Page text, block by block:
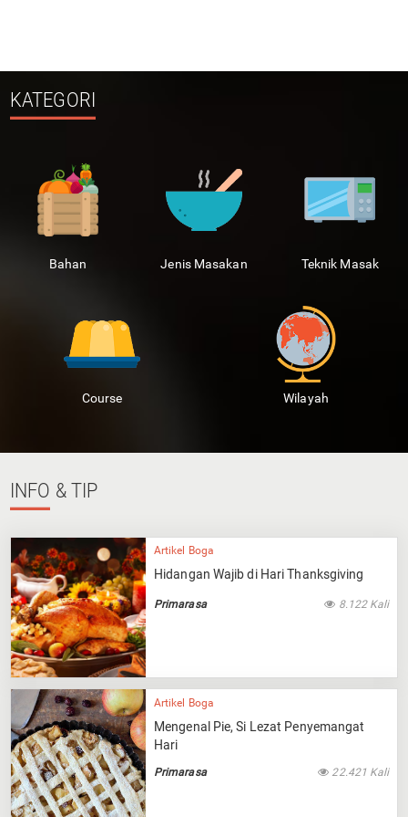
KATEGORI
Bahan Jenis Masakan Teknik Masak
Course Wilayah
INFO & TIP
Artikel Boga
Hidangan Wajib di Hari Thanksgiving
Primarasa 8.122 Kali
Artikel Boga
Mengenal Pie, Si Lezat Penyemangat
Hari
Primarasa 22.421 Kali